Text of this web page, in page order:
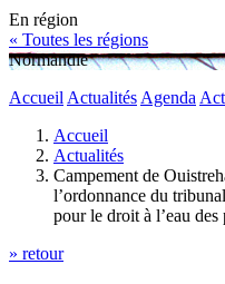
En région
« Toutes les régions
Normandie
Accueil Actualités Agenda
Accueil
Actualités
Campement de
l’ordonnance du
pour le droit à l’eau des
» retour